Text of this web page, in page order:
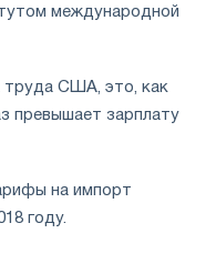
международной
труда США, это, как
превышает зарплату
на импорт
году.